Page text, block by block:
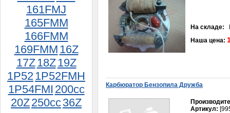
161FMJ
165FMM
166FMM
169FMM 16Z
17Z18Z19Z
1P521P52FMH
1P54FMI 200cc
20Z250cc36Z
Ремень вариатора 750-18
Honda Lead 50
350руб.
На складе:
Наша цена:
Карбюратор Бензопила Дружба
Артикул: